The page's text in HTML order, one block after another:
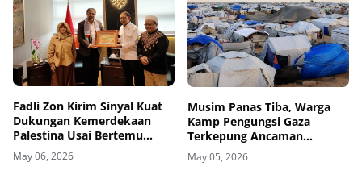
Fadli Zon Kirim Sinyal Kuat
Dukungan Kemerdekaan
Palestina Usai Bertemu
Delegasi di Kemenbud
May 06, 2026
Musim Panas Tiba, Warga
Kamp Pengungsi Gaza
Terkepung Ancaman
Penyakit Kulit
May 05, 2026